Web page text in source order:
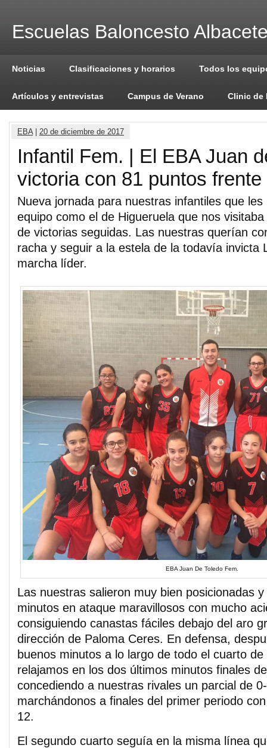
Escuelas Baloncesto
Noticias Clasificaciones y horarios Todos los
Artículos y entrevistas Campus de Verano Clinic de
EBA| 20 de diciembre de 2017
Infantil Fem. | El EBA Juan
victoria con 81 puntos
Nueva jornada para nuestras infantiles que
equipo como el de Higueruela que nos
de victorias seguidas. Las nuestras querían
racha y seguir a la estela de la todavía invicta
marcha líder.
EBA Juan De Toledo Fem.
Las nuestras salieron muy bien posicionadas
minutos en ataque maravillosos con mucho
consiguiendo canastas fáciles debajo del aro
dirección de Paloma Ceres. En defensa,
buenos minutos a lo largo de todo el cuarto
relajamos en los dos últimos minutos finales
concediendo a nuestras rivales un parcial de
marchándonos a finales del primer periodo
12.
El segundo cuarto seguía en la misma línea